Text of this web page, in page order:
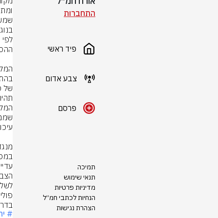
התחברות
פיד ראשי
צבע אדום
פרסם
תמיכה
תנאי שימוש
מדיניות פרטיות
הנחיות לכתבי חמ״ל
הצהרת נגישות
#